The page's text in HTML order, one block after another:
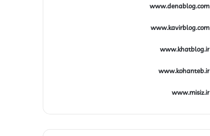
www.denablog.com
www.kavirblog.com
www.khatblog.ir
www.kohanteb.ir
www.misiz.ir